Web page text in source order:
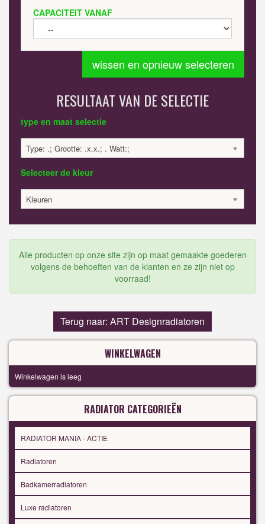
CAPACITEIT VANAF
wissen en opnieuw selecteren
RESULTAAT VAN DE SELECTIE
type en maat selectie
Type: .; Grootte: .x.x.; . Watt:;
Selecteer de kleur
Kleuren
Alle producten op onze site zijn op maat gemaakte goederen
volgens de behoeften van de klanten en ze zijn niet op
voorraad!
Terug naar: ART Designradiatoren
WINKELWAGEN
Winkelwagen is leeg
RADIATOR CATEGORIEËN
RADIATOR MANIA - ACTIE
Radiatoren
Badkamerradiatoren
Luxe radiatoren